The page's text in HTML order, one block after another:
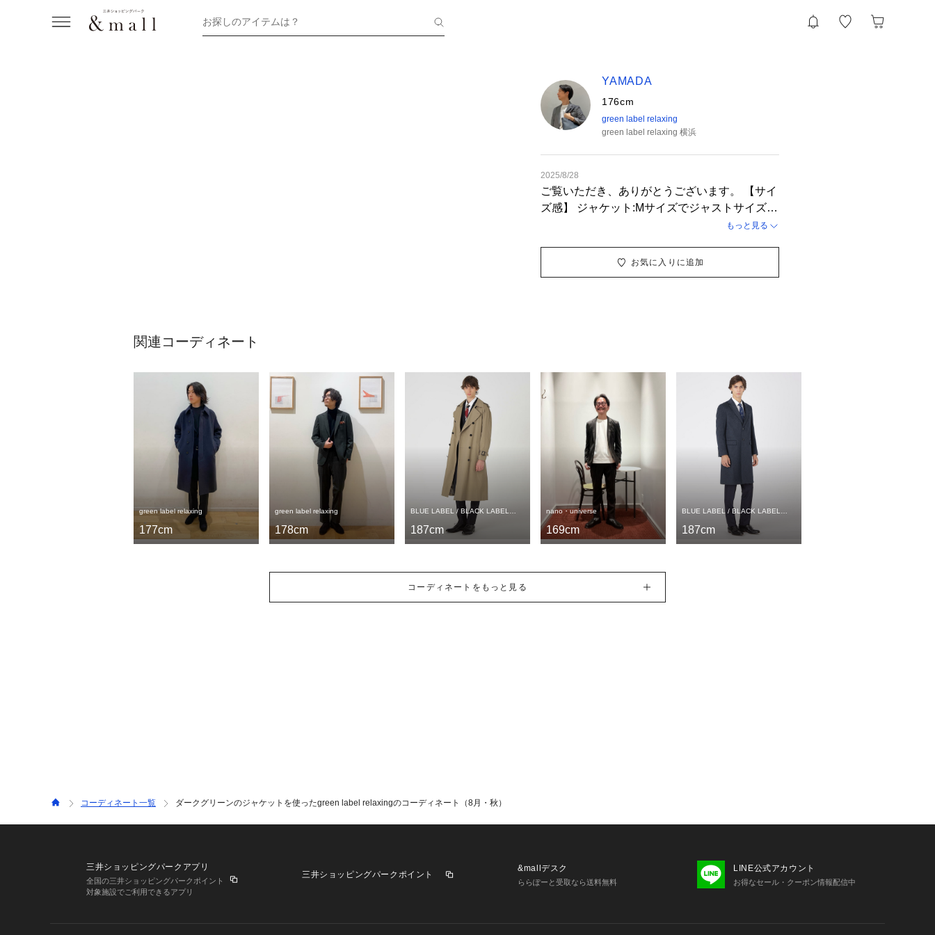
お探しのアイテムは？
YAMADA
176cm
green label relaxing
green label relaxing 横浜
2025/8/28
ご覧いただき、ありがとうございます。 【サイ
ズ感】 ジャケット:Mサイズでジャストサイズ
ニットポロシャツ: Sサイズでジャストサイズ パ
ートポイント】 上品なグリーンカラー生地のセ
ットアップを使用した上品カジュアルコーディ
から簡単にスタイリングとボイスを見返せま
す。 お気に入り/フォロー♡登録を宜しくお願い
いたします。
もっと見る
お気に入りに追加
関連コーディネート
green label relaxing
177cm
green label relaxing
178cm
BLUE LABEL / BLACK LABEL
CRESTBRIDGE
187cm
nano・universe
169cm
BLUE LABEL / BLACK LABEL
CRESTBRIDGE
187cm
コーディネートをもっと見る
コーディネート一覧 ダークグリーンのジャケットを使ったgreen label relaxingのコーディネート（8月・秋）
三井ショッピングパークアプリ
全国の三井ショッピングパークポイント
対象施設でご利用できるアプリ
三井ショッピングパークポイント
&mallデスク
ららぽーと受取なら送料無料
LINE公式アカウント
お得なセール・クーポン情報配信中